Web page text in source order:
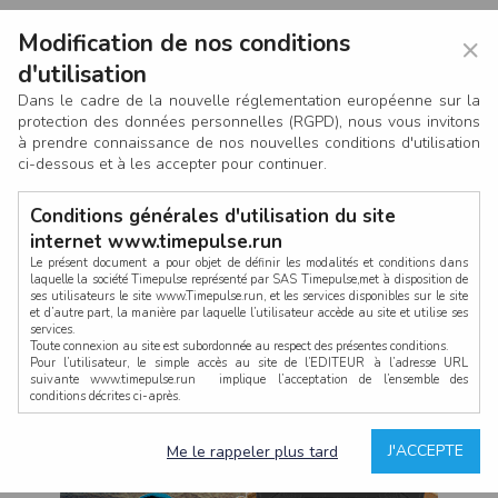
CONNEXION
×
Modification de nos conditions
d'utilisation
Dans le cadre de la nouvelle réglementation européenne sur la
protection des données personnelles (RGPD), nous vous invitons
à prendre connaissance de nos nouvelles conditions d'utilisation
ci-dessous et à les accepter pour continuer.
Conditions générales d'utilisation du site
internet www.timepulse.run
Le présent document a pour objet de définir les modalités et conditions dans
laquelle la société Timepulse représenté par SAS Timepulse,met à disposition de
ses utilisateurs le site www.Timepulse.run, et les services disponibles sur le site
et d’autre part, la manière par laquelle l’utilisateur accède au site et utilise ses
services.
Toute connexion au site est subordonnée au respect des présentes conditions.
Pour l’utilisateur, le simple accès au site de l’EDITEUR à l’adresse URL
suivante www.timepulse.run implique l’acceptation de l’ensemble des
conditions décrites ci-après.
La structure générale du site www.timepulse.run, par quelque procédé que ce
soit, sans l'autorisation préalable et par écrit de Fourcherot Mickael et/ou de ses
J'ACCEPTE
Me le rappeler plus tard